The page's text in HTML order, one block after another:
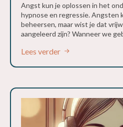
Angst kun je oplossen in het
hypnose en regressie. Angsten
beheersen, maar wist je dat
aangeleerd zijn? Wanneer we
Lees verder